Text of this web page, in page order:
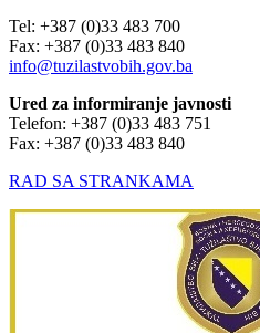
Tel: +387 (0)33 483 700
Fax: +387 (0)33 483 840
info@tuzilastvobih.gov.ba
Ured za informiranje javnosti
Telefon: +387 (0)33 483 751
Fax: +387 (0)33 483 840
RAD SA STRANKAMA